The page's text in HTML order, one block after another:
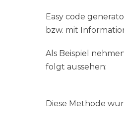
Easy code
bzw. mit
Als Beispiel
folgt aussehen:
Diese Methode